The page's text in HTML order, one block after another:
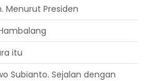
Menurut Presiden
itu
Subianto. Sejalan dengan